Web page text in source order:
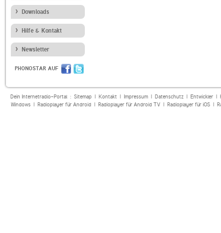
Downloads
Hilfe & Kontakt
Newsletter
PHONOSTAR AUF
Dein Internetradio-Portal : Sitemap| Kontakt| Impressum| Datenschutz| Entwickler|
Windows| Radioplayer für Android| Radioplayer für Android TV| Radioplayer für iOS|